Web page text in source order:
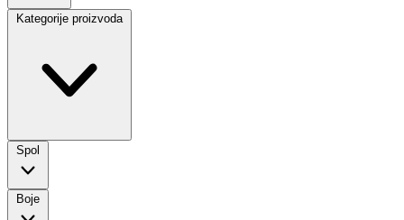
Kategorije proizvoda
Spol
Boje